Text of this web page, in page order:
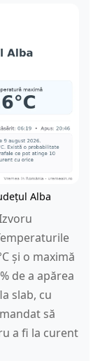
Alba
și o maximă
de a apărea
slab, cu
să
a fi la curent